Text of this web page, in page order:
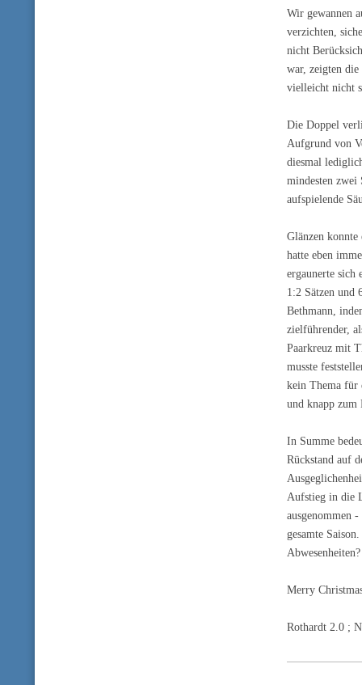
Wir gewannen
verzichten,
nicht
war, zeigten
vielleicht nicht
Die Doppel
Aufgrund von
diesmal
mindesten zwei
aufspielende
Glänzen konnte
hatte eben
ergaunerte sich
1:2 Sätzen und
Bethmann,
zielführender,
Paarkreuz mit
musste
kein Thema für
und knapp
In Summe
Rückstand auf
Aufstieg in die
ausgenommen
gesamte
Abwesenheiten?
Merry
Rothardt 2.0 ;